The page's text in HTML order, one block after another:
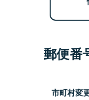
郵便番
市町村変